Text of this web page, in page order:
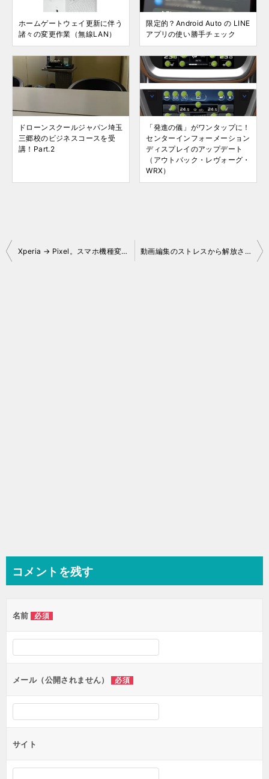
ホームゲートウェイ更新に伴う
諸々の変更作業（無線LAN）
限定的？Android Auto の LINE
アプリの使い勝手チェック
ドローンスクールジャパン埼玉
三郷校のビジネスコースを受
講！Part.2
「発進の儀」がワンタップに！
センターインフォーメーション
ディスプレイのアップデート
（アウトバック・レヴォーグ・
WRX）
投
Xperia → Pixel。スマホ機種変しました。 動画編集のストレスから解放される！2026年版・編集環境を再構築するノートPC選び
コメントを残す
名前 必須
メール（公開されません） 必須
サイト